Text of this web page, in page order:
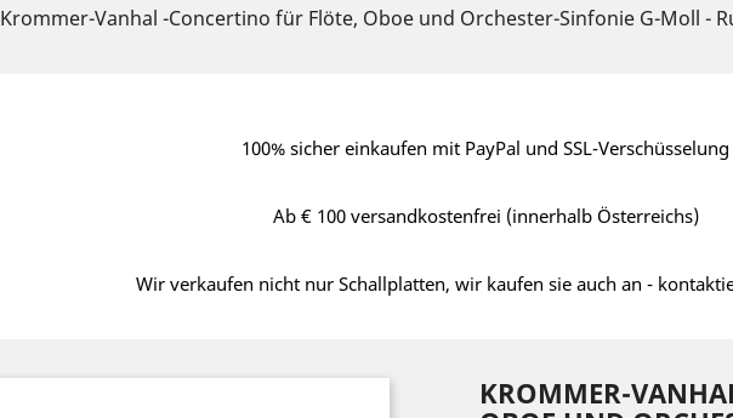
Krommer-Vanhal -Concertino für Flöte, Oboe und Orchester-Sinfonie G-Moll -
100% sicher einkaufen mit PayPal und SSL-Verschüsselung
Ab € 100 versandkostenfrei (innerhalb Österreichs)
Wir verkaufen nicht nur Schallplatten, wir kaufen sie auch an -
KROMMER-